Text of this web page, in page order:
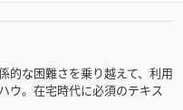
的な困難さを乗り越えて、利用
ウ。在宅時代に必須のテキス